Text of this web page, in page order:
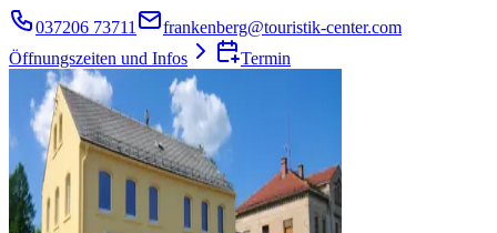
037206 73711
frankenberg@touristik-center.com
Öffnungszeiten und Infos
Termin